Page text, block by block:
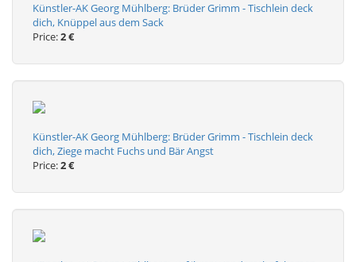
Künstler-AK Georg Mühlberg: Brüder Grimm - Tischlein deck
dich, Knüppel aus dem Sack
Price:2 €
Künstler-AK Georg Mühlberg: Brüder Grimm - Tischlein deck
dich, Ziege macht Fuchs und Bär Angst
Price:2 €